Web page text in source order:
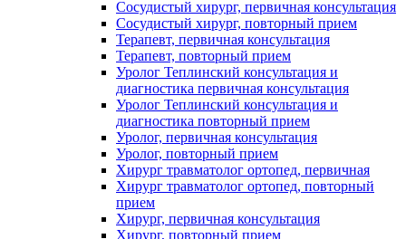
Сосудистый хирург, первичная консультация
Сосудистый хирург, повторный прием
Терапевт, первичная консультация
Терапевт, повторный прием
Уролог Теплинский консультация и
диагностика первичная консультация
Уролог Теплинский консультация и
диагностика повторный прием
Уролог, первичная консультация
Уролог, повторный прием
Хирург травматолог ортопед, первичная
Хирург травматолог ортопед, повторный
прием
Хирург, первичная консультация
Хирург, повторный прием